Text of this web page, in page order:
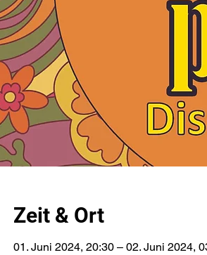
Zeit & Ort
01. Juni 2024, 20:30 – 02. Juni 2024,